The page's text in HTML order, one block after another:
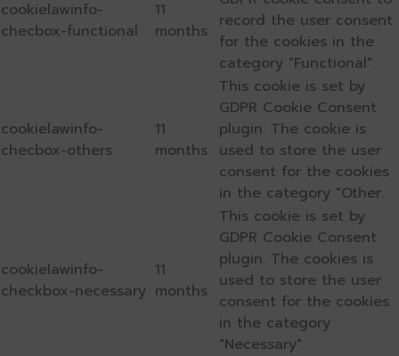
cookielawinfo-
checbox-functional
11
months
record the user consent
for the cookies in the
category "Functional".
cookielawinfo-
checbox-others
11
months
This cookie is set by
GDPR Cookie Consent
plugin. The cookie is
used to store the user
consent for the cookies
in the category "Other.
cookielawinfo-
checkbox-necessary
11
months
This cookie is set by
GDPR Cookie Consent
plugin. The cookies is
used to store the user
consent for the cookies
in the category
"Necessary".